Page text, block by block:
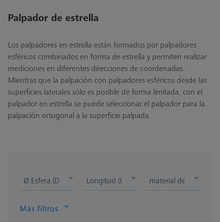
Palpador de estrella
Los palpadores en estrella están formados por palpadores
esféricos combinados en forma de estrella y permiten realizar
mediciones en diferentes direcciones de coordenadas.
Mientras que la palpación con palpadores esféricos desde las
superficies laterales sólo es posible de forma limitada, con el
palpador en estrella se puede seleccionar el palpador para la
palpación ortogonal a la superficie palpada.
Ø Esfera (DK) Longitud (L) material de la punta
Más filtros